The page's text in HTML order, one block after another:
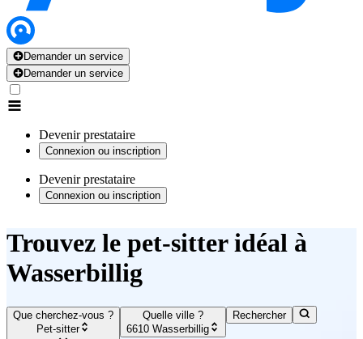
Demander un service
Demander un service
Devenir prestataire
Connexion ou inscription
Devenir prestataire
Connexion ou inscription
Trouvez le pet-sitter idéal à
Wasserbillig
Que cherchez-vous ?
Pet-sitter
Quelle ville ?
6610 Wasserbillig
Rechercher